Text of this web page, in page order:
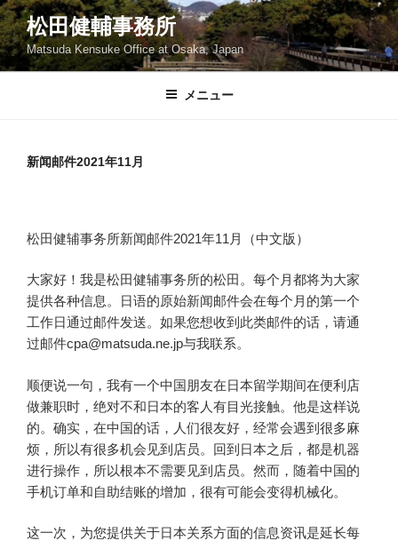
コ
ン
テ
ン
松田健輔事務所
Matsuda Kensuke Office at Osaka, Japan
メニュー
新闻邮件2021年11月
松田健辅事务所新闻邮件2021年11月（中文版）
大家好！我是松田健辅事务所的松田。每个月都将为大家
提供各种信息。日语的原始新闻邮件会在每个月的第一个
工作日通过邮件发送。如果您想收到此类邮件的话，请通
过邮件cpa@matsuda.ne.jp与我联系。
顺便说一句，我有一个中国朋友在日本留学期间在便利店
做兼职时，绝对不和日本的客人有目光接触。他是这样说
的。确实，在中国的话，人们很友好，经常会遇到很多麻
烦，所以有很多机会见到店员。回到日本之后，都是机器
进行操作，所以根本不需要见到店员。然而，随着中国的
手机订单和自助结账的增加，很有可能会变得机械化。
这一次，为您提供关于日本关系方面的信息资讯是延长每